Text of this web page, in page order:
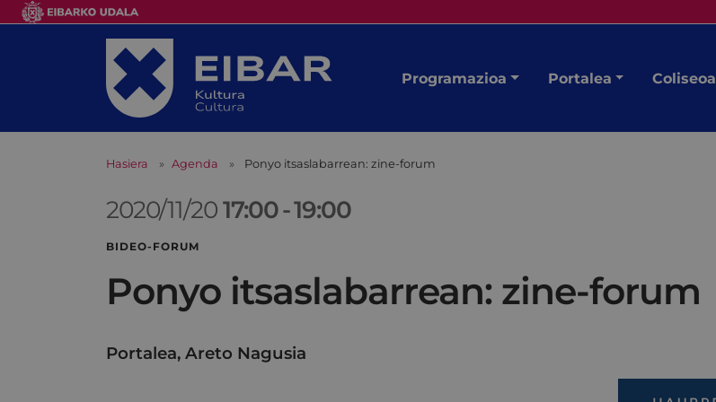
Programazioa Portalea Coliseoa
Hasiera Agenda Ponyo itsaslabarrean: zine-forum
2020/11/2017:00-19:00
BIDEO-FORUM
Ponyo itsaslabarrean: zine-forum
Portalea, Areto Nagusia